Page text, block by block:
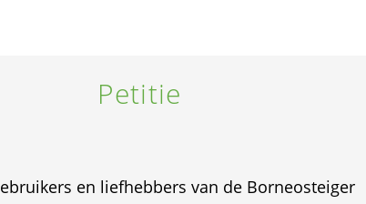
Petitie
en liefhebbers van de Borneosteiger